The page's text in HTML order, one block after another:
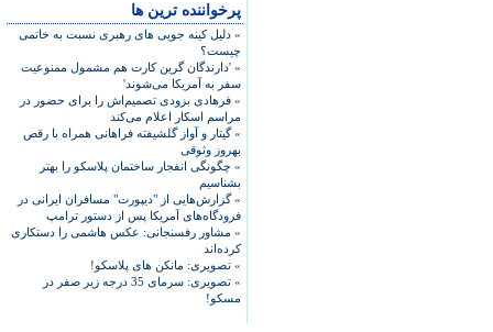
پرخواننده ترین ها
» دلیل کینه جویی های رهبری نسبت به خاتمی
چیست؟
» 'دارندگان گرین کارت هم مشمول ممنوعیت
سفر به آمریکا می‌شوند'
» فرهادی بزودی تصمیم‌اش را برای حضور در
مراسم اسکار اعلام می‌کند
»گیتار و آواز گلشیفته فراهانی همراه با رقص
بهروز وثوقی
» چگونگی انفجار ساختمان پلاسکو را بهتر
بشناسیم
»گزارش‌هایی از "دیپورت" مسافران ایرانی در
فرودگاه‌های آمریکا پس از دستور ترامپ
» مشاور رفسنجانی: عکس هاشمی را دستکاری
کرده‌اند
» تصویری: مانکن های پلاسکو!
»
تصویری: سرمای 35 درجه زیر صفر در
مسکو!